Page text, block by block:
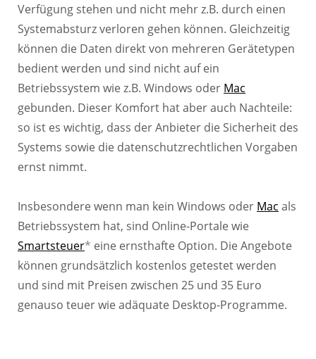
Verfügung stehen und nicht mehr z.B. durch einen
Systemabsturz verloren gehen können. Gleichzeitig
können die Daten direkt von mehreren Gerätetypen
bedient werden und sind nicht auf ein
Betriebssystem wie z.B. Windows oder Mac
gebunden. Dieser Komfort hat aber auch Nachteile:
so ist es wichtig, dass der Anbieter die Sicherheit des
Systems sowie die datenschutzrechtlichen Vorgaben
ernst nimmt.
Insbesondere wenn man kein Windows oder Mac als
Betriebssystem hat, sind Online-Portale wie
Smartsteuer* eine ernsthafte Option. Die Angebote
können grundsätzlich kostenlos getestet werden
und sind mit Preisen zwischen 25 und 35 Euro
genauso teuer wie adäquate Desktop-Programme.